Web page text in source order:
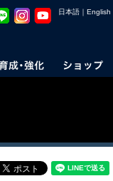
日本語 ｜ English